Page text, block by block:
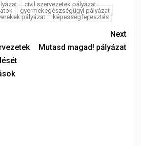
civil szervezetek pályázat
gyermekegészségügyi pályázat
pályázat
képességfejlesztés
Next
Mutasd magad! pályázat